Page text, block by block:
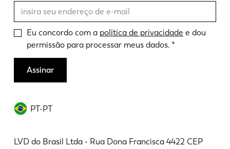
PT-PT
LVD do Brasil Ltda - Rua Dona Francisca 4422 CEP
Eu concordo com a política de privacidade e dou
permissão para processar meus dados.
Assinar